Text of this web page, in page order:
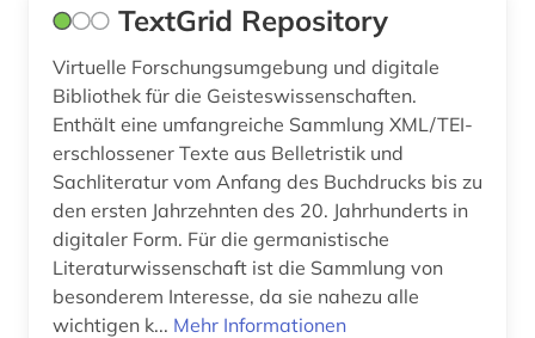
TextGrid Repository
Virtuelle Forschungsumgebung und digitale
Bibliothek für die Geisteswissenschaften.
Enthält eine umfangreiche Sammlung XML/TEI-
erschlossener Texte aus Belletristik und
Sachliteratur vom Anfang des Buchdrucks bis zu
den ersten Jahrzehnten des 20. Jahrhunderts in
digitaler Form. Für die germanistische
Literaturwissenschaft ist die Sammlung von
besonderem Interesse, da sie nahezu alle
wichtigen k... Mehr Informationen